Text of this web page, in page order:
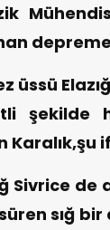
üssü
şekilde
Karalık,şu
Sivrice
sığ